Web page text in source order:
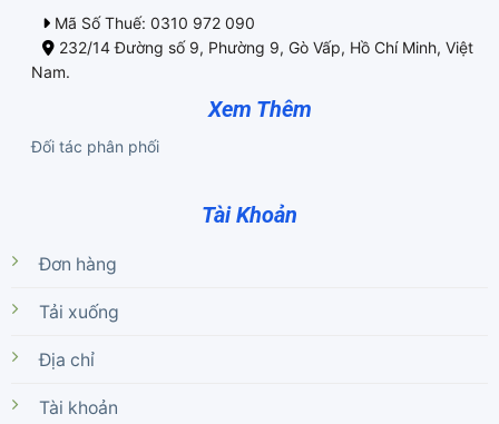
Mã Số Thuế: 0310 972 090
232/14 Đường số 9, Phường 9, Gò Vấp, Hồ Chí Minh, Việt
Nam.
Xem Thêm
Đối tác phân phối
Tài Khoản
Đơn hàng
Tải xuống
Địa chỉ
Tài khoản